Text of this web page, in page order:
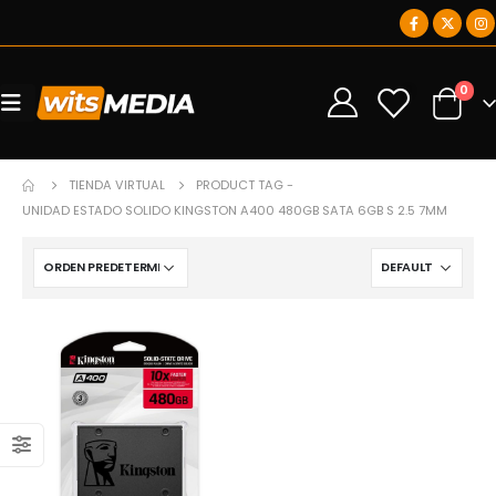
0 0
TIENDA VIRTUAL
PRODUCT TAG -
UNIDAD ESTADO SOLIDO KINGSTON A400 480GB SATA 6GB S 2.5 7MM